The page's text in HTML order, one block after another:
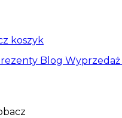
koszyk
Blog Wyprzedaż